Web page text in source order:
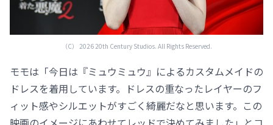
（C） 2026 20th Century Studios. All Rights Reserved.
モモは「今日は『ミュウミュウ』によるカスタムメイドの
ドレスを着用しています。ドレスの重なったレイヤーのフ
ィット感やシルエットがすごく綺麗だなと思います。この